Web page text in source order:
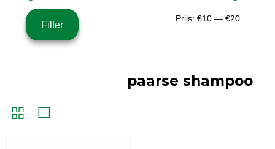
Min.
Max.
Filter
Prijs: €10 — €20
paarse shampoo